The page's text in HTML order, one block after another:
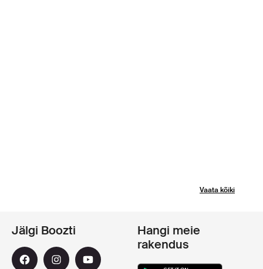
Vaata kõiki
Jälgi Boozti
Hangi meie
rakendus